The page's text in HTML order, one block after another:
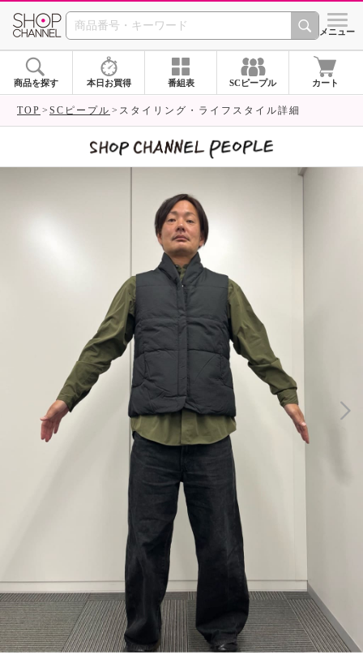
SHOP CHANNEL シメニュー
商品を探す 本日お買得 番組表 SCピープル カート
TOP SCピープル スタイリング・ライフスタイル詳細